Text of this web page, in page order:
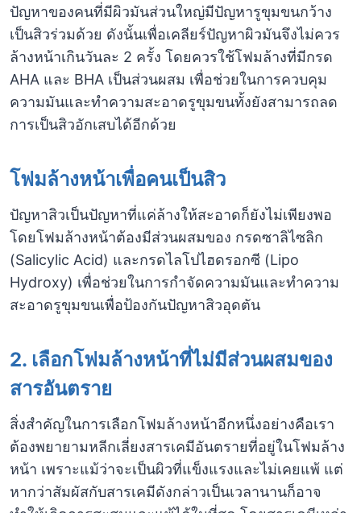
ปัญหาของคนที่มีผิวมันส่วนใหญ่มีปัญหารูขุมขนกว้าง
เป็นสิวร่วมด้วย ดังนั้นเพื่อเคลียร์ปัญหาผิวมันจึงไม่ควร
ล้างหน้าเกินวันละ 2 ครั้ง โดยควรใช้โฟมล้างที่มีกรด
AHA และ BHA เป็นส่วนผสม เพื่อช่วยในการควบคุม
ความมันและทำความสะอาดรูขุมขนทั้งยังสามารถลด
การเป็นสิวอักเสบได้อีกด้วย
โฟมล้างหน้าเพื่อคนเป็นสิว
ปัญหาสิวเป็นปัญหาที่แค่ล้างให้สะอาดก็ยังไม่เพียงพอ
โดยโฟมล้างหน้าต้องมีส่วนผสมของ กรดซาลิไซลิก
(Salicylic Acid) และกรดไลโปไฮดรอกซี (Lipo
Hydroxy) เพื่อช่วยในการกำจัดความมันและทำความ
สะอาดรูขุมขนเพื่อป้องกันปัญหาสิวอุดตัน
2. เลือกโฟมล้างหน้าที่ไม่มีส่วนผสมของ
สารอันตราย
สิ่งสำคัญในการเลือกโฟมล้างหน้าอีกหนึ่งอย่างคือเรา
ต้องพยายามหลีกเลี่ยงสารเคมีอันตรายที่อยู่ในโฟมล้าง
หน้า เพราะแม้ว่าจะเป็นผิวที่แข็งแรงและไม่เคยแพ้ แต่
หากว่าสัมผัสกับสารเคมีดังกล่าวเป็นเวลานานก็อาจ